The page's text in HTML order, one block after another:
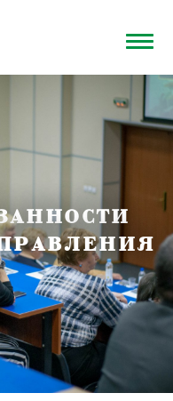
членов СНТ и правления